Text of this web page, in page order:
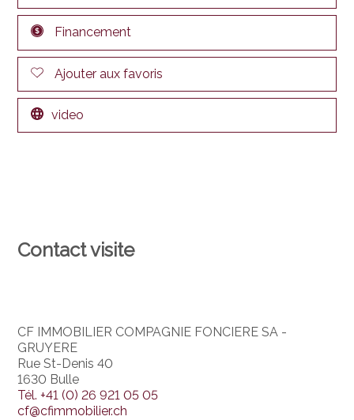
Financement
Ajouter aux favoris
video
Contact visite
CF IMMOBILIER COMPAGNIE FONCIERE SA -
GRUYERE
Rue St-Denis 40
1630 Bulle
Tél.+41 (0) 26 921 05 05
cf@cfimmobilier.ch